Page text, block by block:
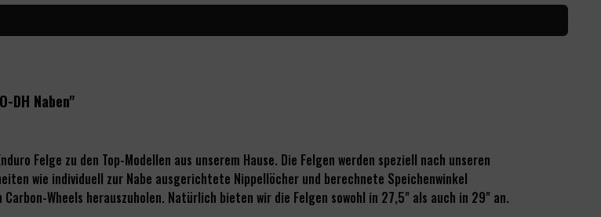
DH Naben"
Felge zu den Top-Modellen aus unserem Hause. Die Felgen werden speziell nach unseren
wie individuell zur Nabe ausgerichtete Nippellöcher und berechnete Speichenwinkel
Wheels herauszuholen. Natürlich bieten wir die Felgen sowohl in 27,5" als auch in 29" an.